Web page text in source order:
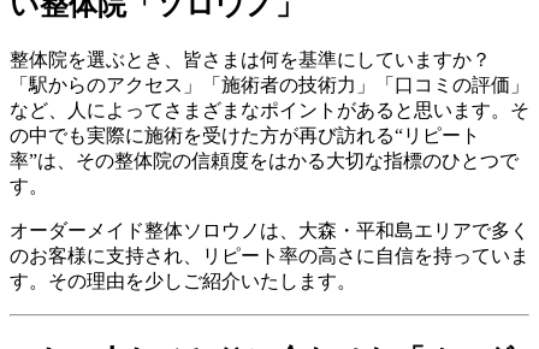
整体院を選ぶとき、皆さまは何を基準にしていますか？
「駅からのアクセス」「施術者の技術力」「口コミの評価」
など、人によってさまざまなポイントがあると思います。そ
の中でも実際に施術を受けた方が再び訪れる“リピート
率”は、その整体院の信頼度をはかる大切な指標のひとつで
す。
オーダーメイド整体ソロウノは、大森・平和島エリアで多く
のお客様に支持され、リピート率の高さに自信を持っていま
す。その理由を少しご紹介いたします。